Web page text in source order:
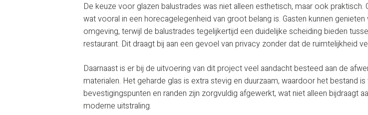
De keuze voor glazen balustrades was niet alleen esthetisch, maar ook
wat vooral in een horecagelegenheid van groot belang is. Gasten kunnen
omgeving, terwijl de balustrades tegelijkertijd een duidelijke scheiding bieden
restaurant. Dit draagt bij aan een gevoel van privacy zonder dat de ruimtelijkheid
Daarnaast is er bij de uitvoering van dit project veel aandacht besteed aan de
materialen. Het geharde glas is extra stevig en duurzaam, waardoor het bestand
bevestigingspunten en randen zijn zorgvuldig afgewerkt, wat niet alleen bijdraagt
moderne uitstraling.